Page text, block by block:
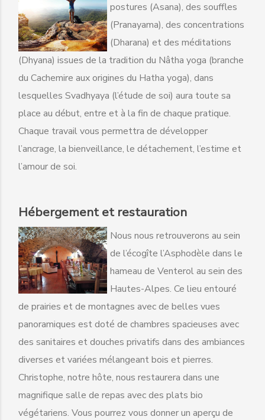
postures (Asana), des souffles
(Pranayama), des concentrations
(Dharana) et des méditations
(Dhyana) issues de la tradition du Nâtha yoga (branche
du Cachemire aux origines du Hatha yoga), dans
lesquelles Svadhyaya (l’étude de soi) aura toute sa
place au début, entre et à la fin de chaque pratique.
Chaque travail vous permettra de développer
l’ancrage, la bienveillance, le détachement, l’estime et
l’amour de soi.
Hébergement et restauration
Nous nous retrouverons au sein
de l’écogîte l’Asphodèle dans le
hameau de Venterol au sein des
Hautes-Alpes. Ce lieu entouré
de prairies et de montagnes avec de belles vues
panoramiques est doté de chambres spacieuses avec
des sanitaires et douches privatifs dans des ambiances
diverses et variées mélangeant bois et pierres.
Christophe, notre hôte, nous restaurera dans une
magnifique salle de repas avec des plats bio
végétariens. Vous pourrez vous donner un aperçu de